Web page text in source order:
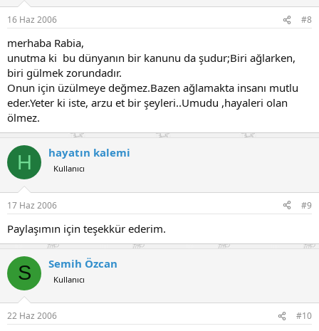
16 Haz 2006 #8
merhaba Rabia,
unutma ki bu dünyanın bir kanunu da şudur;Biri ağlarken,
biri gülmek zorundadır.
Onun için üzülmeye değmez.Bazen ağlamakta insanı mutlu
eder.Yeter ki iste, arzu et bir şeyleri..Umudu ,hayaleri olan
ölmez.
H hayatın kalemi
Kullanıcı
17 Haz 2006 #9
Paylaşımın için teşekkür ederim.
S Semih Özcan
Kullanıcı
22 Haz 2006 #10